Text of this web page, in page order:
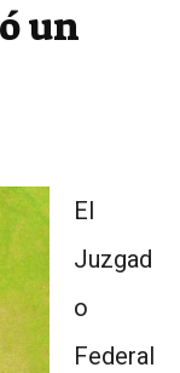
un
El
Juzgad
o
Federal